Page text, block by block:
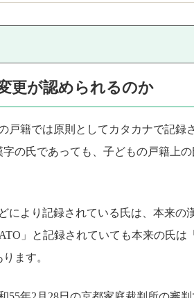
更が認められるのか
戸籍では原則としてカタカナで記録
の氏であっても、子どもの戸籍上
により記録されている氏は、本来の
」と記録されていても本来の氏
ます。